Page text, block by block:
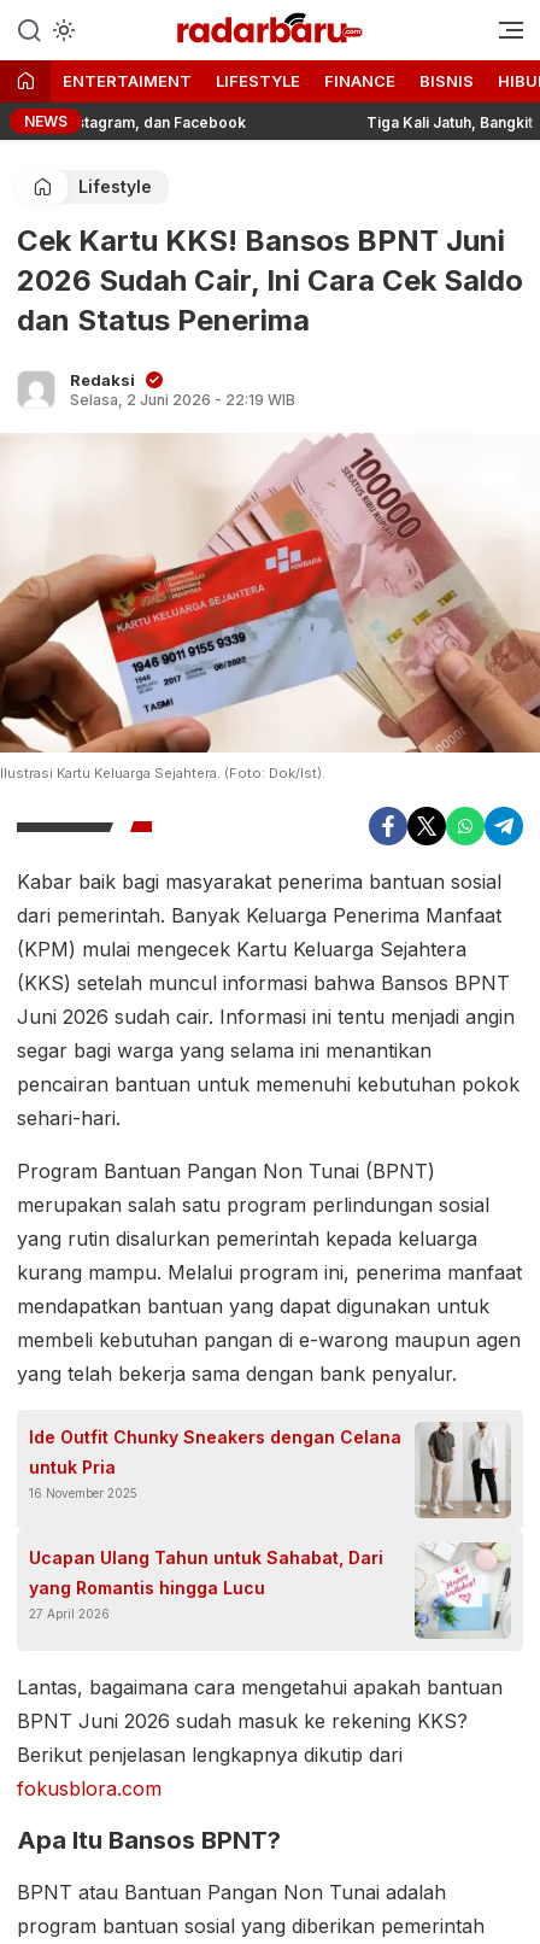
radarbaru.com
Informasi Berita Terbaru dan
Terkini Hari Ini
ENTERTAIMENT LIFESTYLE FINANCE BISNIS
NEWSdan Facebook Tiga Kali Jatuh, Bangkit dengan
Lifestyle
Cek Kartu KKS! Bansos BPNT Juni
2026 Sudah Cair, Ini Cara Cek Saldo
dan Status Penerima
Redaksi
Selasa, 2 Juni 2026 - 22:19 WIB
Ilustrasi Kartu Keluarga Sejahtera. (Foto: Dok/Ist).
Kabar baik bagi masyarakat penerima bantuan sosial
dari pemerintah. Banyak Keluarga Penerima Manfaat
(KPM) mulai mengecek Kartu Keluarga Sejahtera
(KKS) setelah muncul informasi bahwa Bansos BPNT
Juni 2026 sudah cair. Informasi ini tentu menjadi angin
segar bagi warga yang selama ini menantikan
pencairan bantuan untuk memenuhi kebutuhan pokok
sehari-hari.
Program Bantuan Pangan Non Tunai (BPNT)
merupakan salah satu program perlindungan sosial
yang rutin disalurkan pemerintah kepada keluarga
kurang mampu. Melalui program ini, penerima manfaat
mendapatkan bantuan yang dapat digunakan untuk
membeli kebutuhan pangan di e-warong maupun agen
yang telah bekerja sama dengan bank penyalur.
Ide Outfit Chunky Sneakers dengan Celana
untuk Pria
16 November 2025
Ucapan Ulang Tahun untuk Sahabat, Dari
yang Romantis hingga Lucu
27 April 2026
Lantas, bagaimana cara mengetahui apakah bantuan
BPNT Juni 2026 sudah masuk ke rekening KKS?
Berikut penjelasan lengkapnya dikutip dari
fokusblora.com
Apa Itu Bansos BPNT?
BPNT atau Bantuan Pangan Non Tunai adalah
program bantuan sosial yang diberikan pemerintah